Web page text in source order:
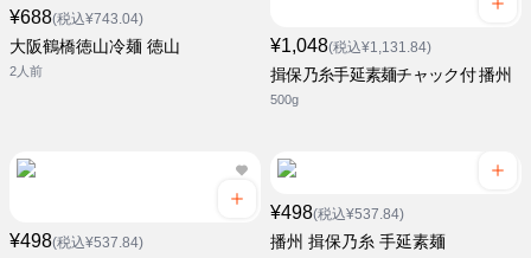
¥688(税込¥743.04)
大阪鶴橋徳山冷麺 徳山
2人前
¥1,048(税込¥1,131.84)
揖保乃糸手延素麺チャック付 播州
500g
¥498(税込¥537.84)
¥498(税込¥537.84)
播州 揖保乃糸 手延素麺